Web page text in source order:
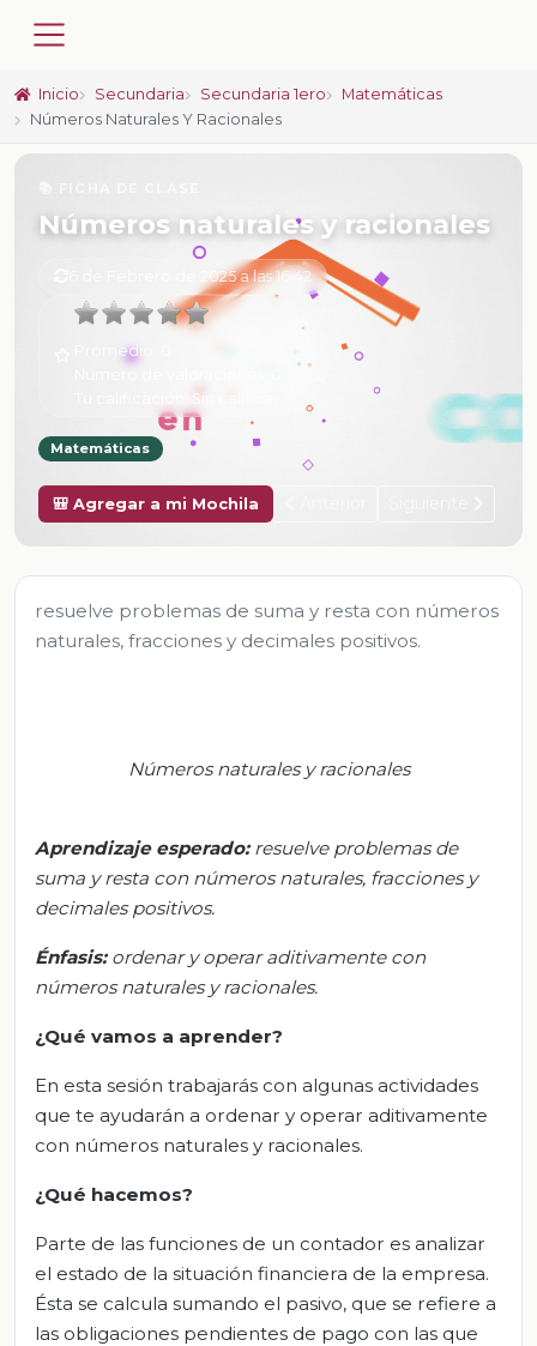
Inicio Secundaria Secundaria 1ero
Matemáticas
Números Naturales Y Racionales
Números naturales y racionales
6 de Febrero de 2025 a las 16:42
Promedio:
Sin calificar
Matemáticas
🎒 Agregar a mi Mochila
resuelve problemas de suma y resta con números
naturales, fracciones y decimales positivos.
Números naturales y racionales
Aprendizaje esperado:resuelve problemas de
suma y resta con números naturales, fracciones y
decimales positivos.
Énfasis:ordenar y operar aditivamente con
números naturales y racionales.
¿Qué vamos a aprender?
En esta sesión trabajarás con algunas actividades
que te ayudarán a ordenar y operar aditivamente
con números naturales y racionales.
¿Qué hacemos?
Parte de las funciones de un contador es analizar
el estado de la situación financiera de la empresa.
Ésta se calcula sumando el pasivo, que se refiere a
las obligaciones pendientes de pago con las que